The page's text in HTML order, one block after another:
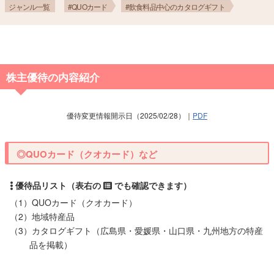
ジャンル一覧 #QUOカード #飲食料品中心のカタログギフト
株主優待の内容紹介
優待変更情報開示日（2025/02/28）｜ PDF
◎QUOカード（クオカード）など
（1）QUOカード（クオカード）
（2）地域特産品
（3）カタログギフト（広島県・愛媛県・山口県・九州地方の特産
品を掲載）